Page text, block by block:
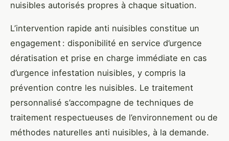
nuisibles autorisés propres à chaque situation.
L’intervention rapide anti nuisibles constitue un
engagement : disponibilité en service d’urgence
dératisation et prise en charge immédiate en cas
d’urgence infestation nuisibles, y compris la
prévention contre les nuisibles. Le traitement
personnalisé s’accompagne de techniques de
traitement respectueuses de l’environnement ou de
méthodes naturelles anti nuisibles, à la demande.